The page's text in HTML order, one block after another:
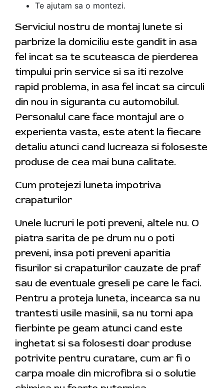
Te ajutam sa o montezi.
Serviciul nostru de montaj lunete si
parbrize la domiciliu este gandit in asa
fel incat sa te scuteasca de pierderea
timpului prin service si sa iti rezolve
rapid problema, in asa fel incat sa circuli
din nou in siguranta cu automobilul.
Personalul care face montajul are o
experienta vasta, este atent la fiecare
detaliu atunci cand lucreaza si foloseste
produse de cea mai buna calitate.
Cum protejezi luneta impotriva
crapaturilor
Unele lucruri le poti preveni, altele nu. O
piatra sarita de pe drum nu o poti
preveni, insa poti preveni aparitia
fisurilor si crapaturilor cauzate de praf
sau de eventuale greseli pe care le faci.
Pentru a proteja luneta, incearca sa nu
trantesti usile masinii, sa nu torni apa
fierbinte pe geam atunci cand este
inghetat si sa folosesti doar produse
potrivite pentru curatare, cum ar fi o
carpa moale din microfibra si o solutie